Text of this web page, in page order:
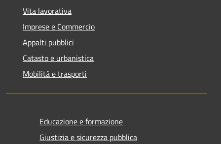
Vita lavorativa
Imprese e Commercio
Appalti pubblici
Catasto e urbanistica
Mobilità e trasporti
Educazione e formazione
Giustizia e sicurezza pubblica